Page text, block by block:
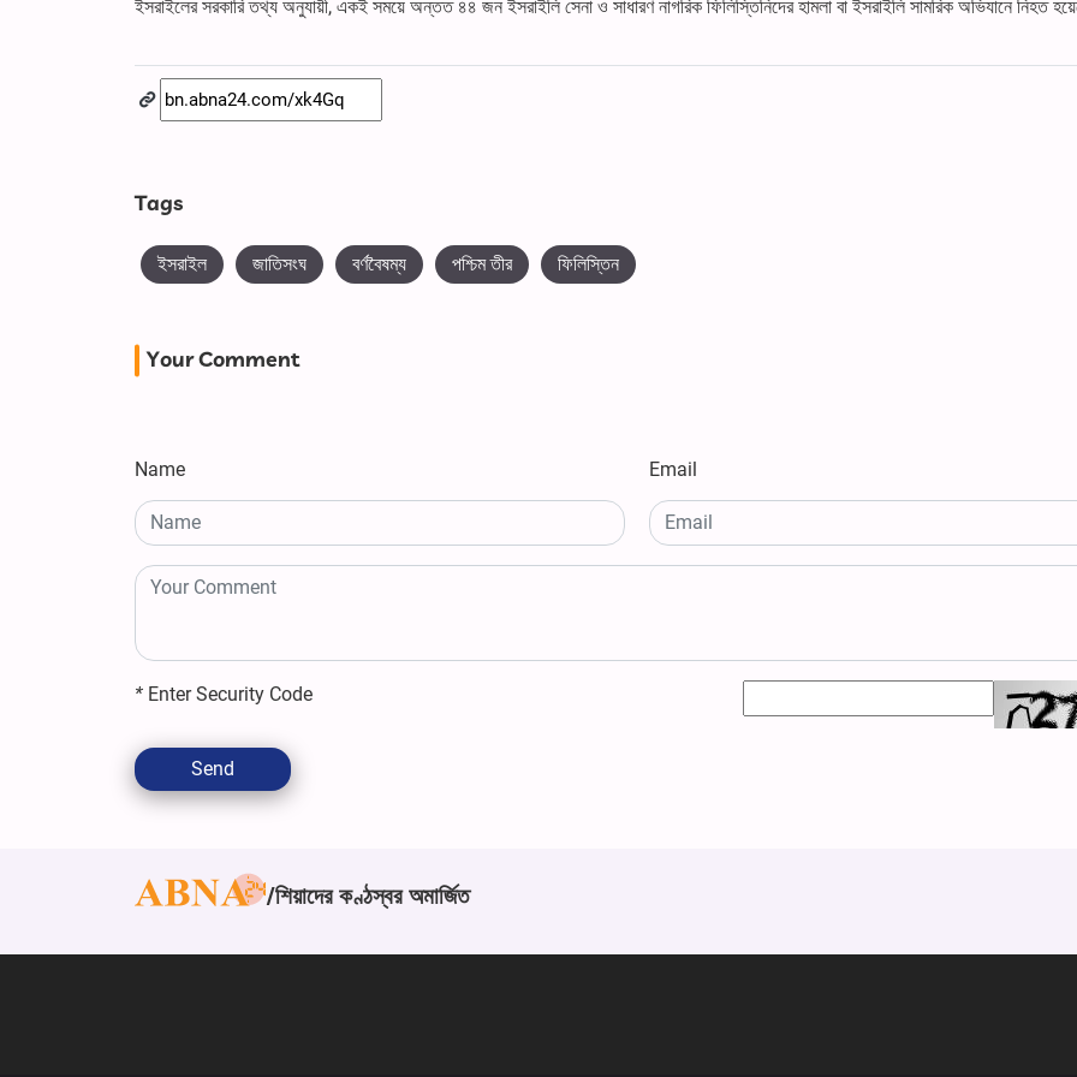
ইসরাইলের সরকারি তথ্য অনুযায়ী, একই সময়ে অন্তত ৪৪ জন ইসরাইলি সেনা ও সাধারণ নাগরিক ফিলিস্তিনিদের হামলা বা ইসরাইলি সামরিক অভিযানে নিহত
Tags
ইসরাইল জাতিসংঘ বর্ণবৈষম্য পশ্চিম তীর ফিলিস্তিন
Your Comment
Name Email
* Enter Security Code
Send
শিয়াদের কণ্ঠস্বর অমার্জিত